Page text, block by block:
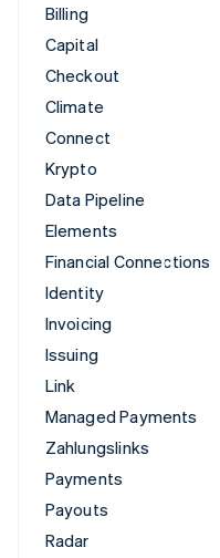
Billing
Capital
Checkout
Climate
Connect
Krypto
Data Pipeline
Elements
Financial Connections
Identity
Invoicing
Issuing
Link
Managed Payments
Zahlungslinks
Payments
Payouts
Radar